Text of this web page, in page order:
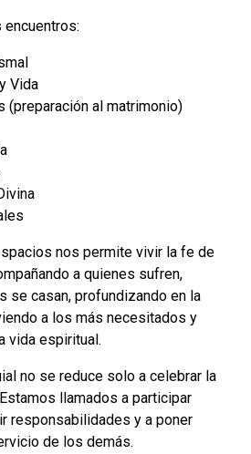
Vida
(preparación al matrimonio)
nos permite vivir la fe de
a quienes sufren,
se casan, profundizando en la
a los más necesitados y
vida espiritual.
no se reduce solo a celebrar la
llamados a participar
responsabilidades y a poner
de los demás.